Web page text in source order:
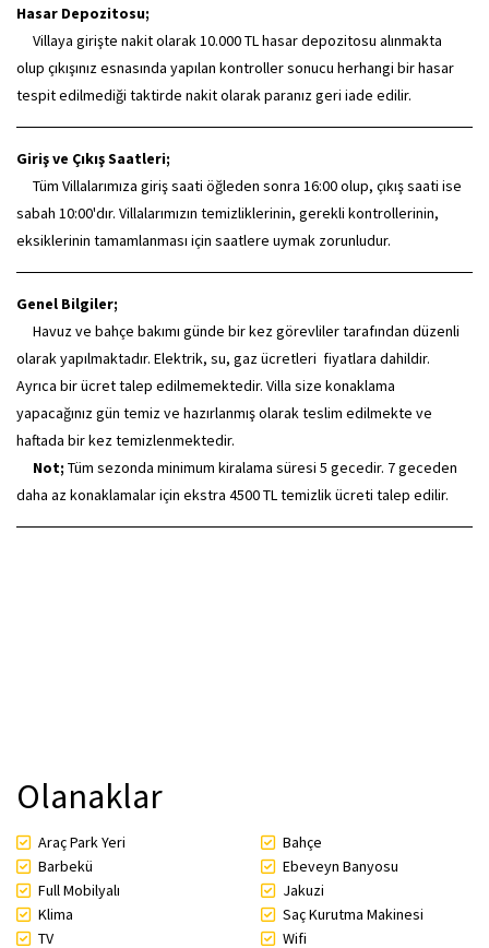
Hasar Depozitosu;
Villaya girişte nakit olarak 10.000 TL hasar depozitosu alınmakta
olup çıkışınız esnasında yapılan kontroller sonucu herhangi bir hasar
tespit edilmediği taktirde nakit olarak paranız geri iade edilir.
Giriş ve Çıkış Saatleri;
Tüm Villalarımıza giriş saati öğleden sonra 16:00 olup, çıkış saati ise
sabah 10:00'dır. Villalarımızın temizliklerinin, gerekli kontrollerinin,
eksiklerinin tamamlanması için saatlere uymak zorunludur.
Genel Bilgiler;
Havuz ve bahçe bakımı günde bir kez görevliler tarafından düzenli
olarak yapılmaktadır. Elektrik, su, gaz ücretleri fiyatlara dahildir.
Ayrıca bir ücret talep edilmemektedir. Villa size konaklama
yapacağınız gün temiz ve hazırlanmış olarak teslim edilmekte ve
haftada bir kez temizlenmektedir.
Not; Tüm sezonda minimum kiralama süresi 5 gecedir. 7 geceden
daha az konaklamalar için ekstra 4500 TL temizlik ücreti talep edilir.
Olanaklar
Araç Park Yeri
Bahçe
Barbekü
Ebeveyn Banyosu
Full Mobilyalı
Jakuzi
Klima
Saç Kurutma Makinesi
TV
Wifi